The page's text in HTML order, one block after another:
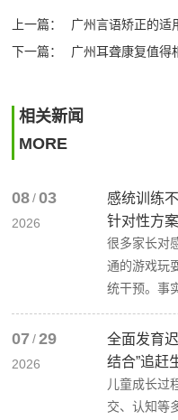
上一篇：
广州言语矫正的适
下一篇：
广州耳聋康复值得
相关新闻
MORE
08 / 03
2026
感统训练
针对性方案
很多家长对
通的游戏玩
统干预。事
07 / 29
2026
全面发育
结合”追赶
儿童成长过
交、认知等